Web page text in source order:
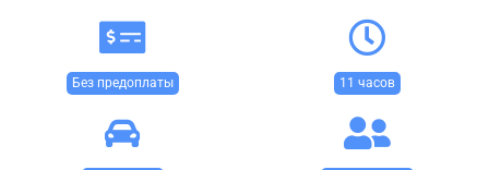
Без предоплаты 11 часов